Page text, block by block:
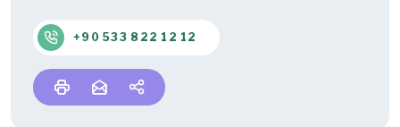
+90 533 822 12 12